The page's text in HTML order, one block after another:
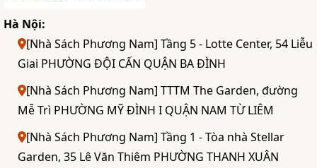
Hà Nội:
[Nhà Sách Phương Nam] Tầng 5 - Lotte Center, 54 Liễu
Giai PHƯỜNG ĐỘI CẤN QUẬN BA ĐÌNH
[Nhà Sách Phương Nam] TTTM The Garden, đường
Mễ Trì PHƯỜNG MỸ ĐÌNH I QUẬN NAM TỪ LIÊM
[Nhà Sách Phương Nam] Tầng 1 - Tòa nhà Stellar
Garden, 35 Lê Văn Thiêm PHƯỜNG THANH XUÂN